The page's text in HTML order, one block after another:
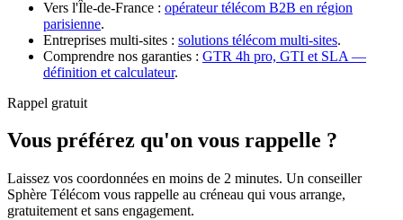
Vers l'Île-de-France : opérateur télécom B2B en région
parisienne.
Entreprises multi-sites : solutions télécom multi-sites.
Comprendre nos garanties : GTR 4h pro, GTI et SLA —
définition et calculateur.
Rappel gratuit
Vous préférez qu'on vous rappelle ?
Laissez vos coordonnées en moins de 2 minutes. Un conseiller
Sphère Télécom vous rappelle au créneau qui vous arrange,
gratuitement et sans engagement.